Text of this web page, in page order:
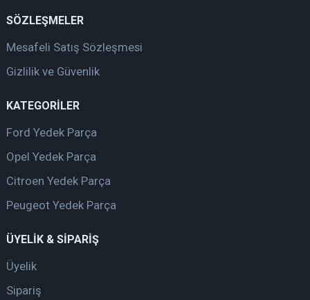
SÖZLEŞMELER
Mesafeli Satış Sözleşmesi
Gizlilik ve Güvenlik
KATEGORİLER
Ford Yedek Parça
Opel Yedek Parça
Citroen Yedek Parça
Peugeot Yedek Parça
ÜYELİK & SİPARİŞ
Üyelik
Sipariş